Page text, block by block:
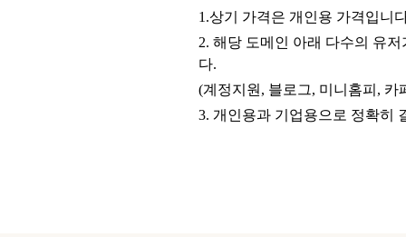
1.상기 가격은 개인용 가격입니
2. 해당 도메인 아래 다수의 유
다.
(계정지원, 블로그, 미니홈피,
3. 개인용과 기업용으로 정확히